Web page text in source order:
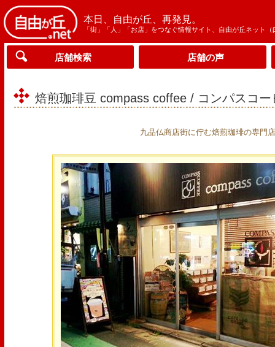
本日、自由が丘、再発見。
「街」「人」「お店」をつなぐ情報サイト、自由が丘ネット（
店舗検索 店舗の声
焙煎珈琲豆 compass coffee / コンパスコー
九品仏商店街に佇む焙煎珈琲の専門